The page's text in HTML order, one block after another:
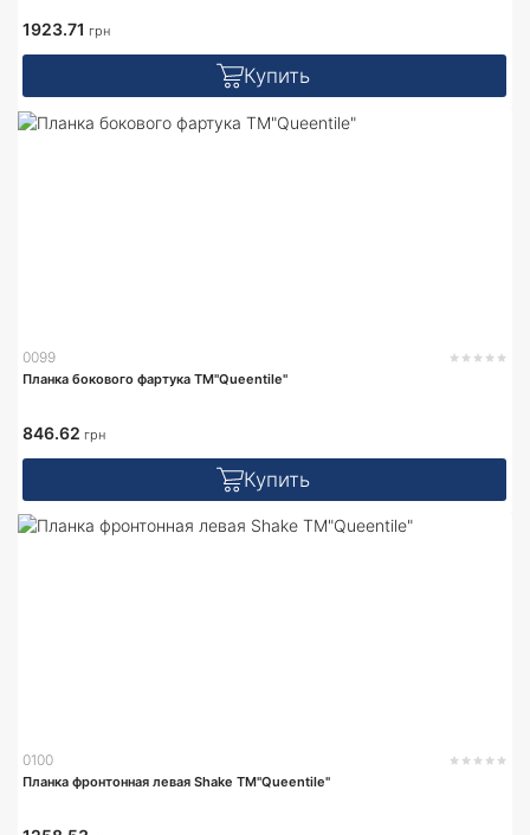
1923.71 грн
Купить
0099
Планка бокового фартука TM"Queentile"
846.62 грн
Купить
0100
Планка фронтонная левая Shake TM"Queentile"